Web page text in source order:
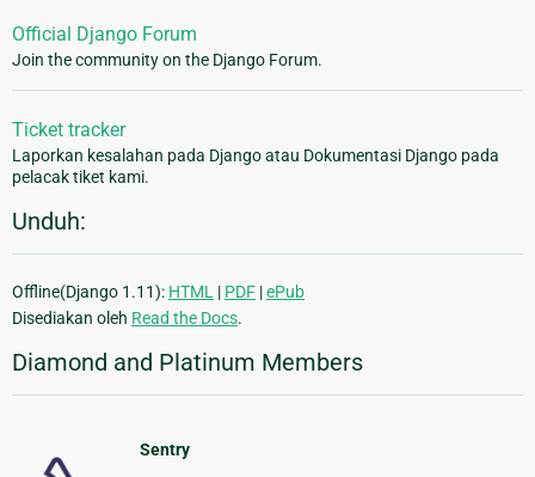
Official Django Forum
Join the community on the Django Forum.
Ticket tracker
Laporkan kesalahan pada Django atau Dokumentasi Django pada
pelacak tiket kami.
Unduh:
Offline(Django 1.11): HTML | PDF |ePub
Disediakan oleh Read the Docs.
Diamond and Platinum Members
Sentry